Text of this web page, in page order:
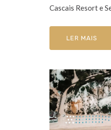
Cascais Resort e
LER MAIS